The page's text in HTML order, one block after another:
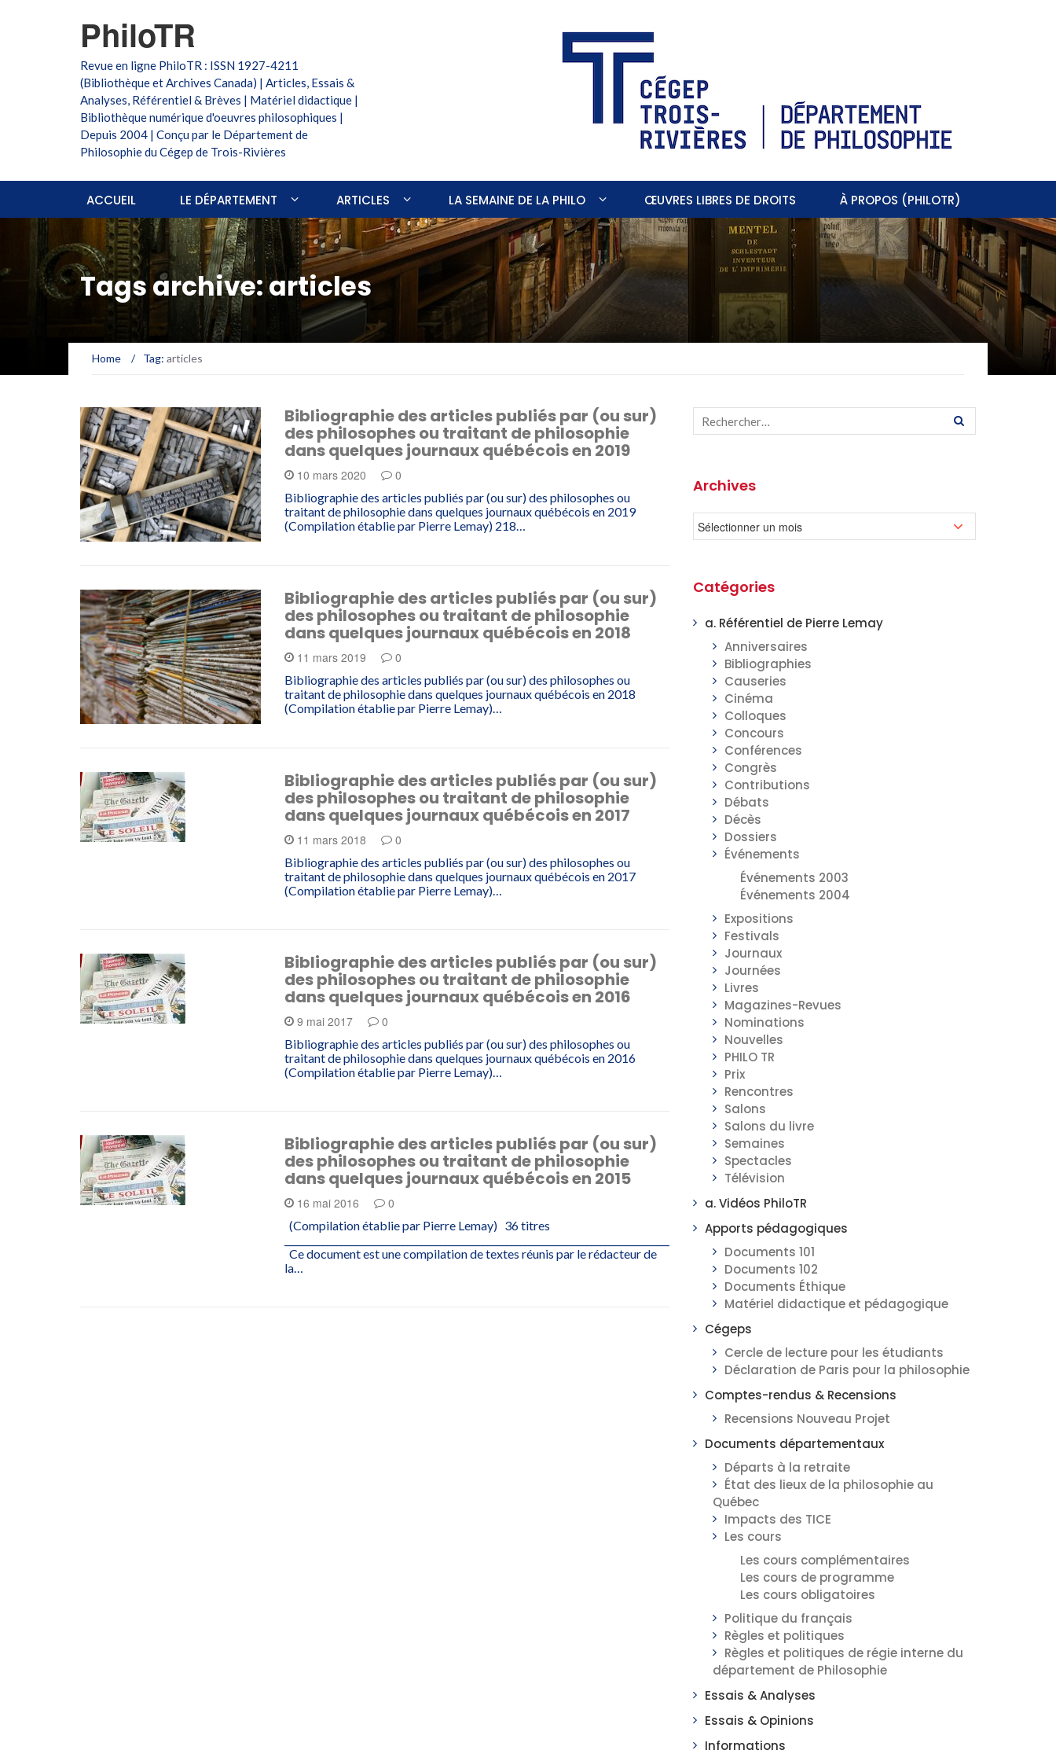
PhiloTR
Revue en ligne PhiloTR : ISSN 1927-4211
(Bibliothèque et Archives Canada) | Articles, Essais &
Analyses, Référentiel & Brèves | Matériel didactique |
Bibliothèque numérique d'oeuvres philosophiques |
Depuis 2004 | Conçu par le Département de
Philosophie du Cégep de Trois-Rivières
ACCUEIL LE DÉPARTEMENT ARTICLES LA SEMAINE DE LA PHILO ŒUVRES LIBRES DE DROITS À PROPOS (PHILOTR)
Tags archive: articles
Home / Tag: articles
Bibliographie des articles publiés par (ou sur)
des philosophes ou traitant de philosophie
dans quelques journaux québécois en 2019
10 mars 2020 0
Bibliographie des articles publiés par (ou sur) des philosophes ou
traitant de philosophie dans quelques journaux québécois en 2019
(Compilation établie par Pierre Lemay) 218…
Bibliographie des articles publiés par (ou sur)
des philosophes ou traitant de philosophie
dans quelques journaux québécois en 2018
11 mars 2019 0
Bibliographie des articles publiés par (ou sur) des philosophes ou
traitant de philosophie dans quelques journaux québécois en 2018
(Compilation établie par Pierre Lemay)…
Bibliographie des articles publiés par (ou sur)
des philosophes ou traitant de philosophie
dans quelques journaux québécois en 2017
11 mars 2018 0
Bibliographie des articles publiés par (ou sur) des philosophes ou
traitant de philosophie dans quelques journaux québécois en 2017
(Compilation établie par Pierre Lemay)…
Bibliographie des articles publiés par (ou sur)
des philosophes ou traitant de philosophie
dans quelques journaux québécois en 2016
9 mai 2017 0
Bibliographie des articles publiés par (ou sur) des philosophes ou
traitant de philosophie dans quelques journaux québécois en 2016
(Compilation établie par Pierre Lemay)…
Bibliographie des articles publiés par (ou sur)
des philosophes ou traitant de philosophie
dans quelques journaux québécois en 2015
16 mai 2016 0
(Compilation établie par Pierre Lemay) 36 titres
_____________________________________________________________________________________________________________________
Ce document est une compilation de textes réunis par le rédacteur de
la…
Archives
Catégories
a. Référentiel de Pierre Lemay
Anniversaires
Bibliographies
Causeries
Cinéma
Colloques
Concours
Conférences
Congrès
Contributions
Débats
Décès
Dossiers
Événements
Événements 2003
Événements 2004
Expositions
Festivals
Journaux
Journées
Livres
Magazines-Revues
Nominations
Nouvelles
PHILO TR
Prix
Rencontres
Salons
Salons du livre
Semaines
Spectacles
Télévision
a. Vidéos PhiloTR
Apports pédagogiques
Documents 101
Documents 102
Documents Éthique
Matériel didactique et pédagogique
Cégeps
Cercle de lecture pour les étudiants
Déclaration de Paris pour la philosophie
Comptes-rendus & Recensions
Recensions Nouveau Projet
Documents départementaux
Départs à la retraite
État des lieux de la philosophie au
Québec
Impacts des TICE
Les cours
Les cours complémentaires
Les cours de programme
Les cours obligatoires
Politique du français
Règles et politiques
Règles et politiques de régie interne du
département de Philosophie
Essais & Analyses
Essais & Opinions
Informations